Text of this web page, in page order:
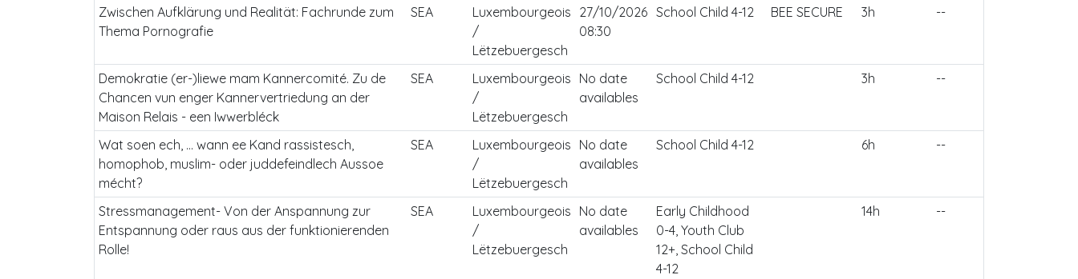
Zwischen Aufklärung und Realität: Fachrunde zum
Thema Pornografie
SEA
Luxembourgeois
/
Lëtzebuergesch
27/10/2026
08:30
School Child 4-12 BEE SECURE 3h --
Demokratie (er-)liewe mam Kannercomité. Zu de
Chancen vun enger Kannervertriedung an der
Maison Relais - een Iwwerbléck
SEA
Luxembourgeois
/
Lëtzebuergesch
No date
availables
School Child 4-12 3h --
Wat soen ech, ... wann ee Kand rassistesch,
homophob, muslim- oder juddefeindlech Aussoe
mécht?
SEA
Luxembourgeois
/
Lëtzebuergesch
No date
availables
School Child 4-12 6h --
Stressmanagement- Von der Anspannung zur
Entspannung oder raus aus der funktionierenden
Rolle!
SEA
Luxembourgeois
/
Lëtzebuergesch
No date
availables
Early Childhood
0-4, Youth Club
12+, School Child
4-12
14h --